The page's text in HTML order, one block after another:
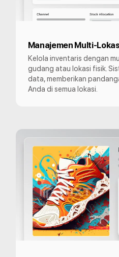
Manajemen Multi-
Kelola inventaris dengan
gudang atau lokasi fisik.
data, memberikan
Anda di semua lokasi.